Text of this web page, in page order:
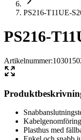
PS216-T11UE-
PS216-
Artikelnummer:
Plasthus med